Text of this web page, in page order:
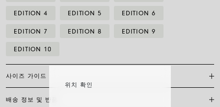
위치 확인
EDITION 4 EDITION 5 EDITION 6
EDITION 7 EDITION 8 EDITION 9
EDITION 10
사이즈 가이드
포프 클라스프 브레이슬릿은 체인 디자인과 조화를 이루는 작은 랍스터
배송 정보 및 반품